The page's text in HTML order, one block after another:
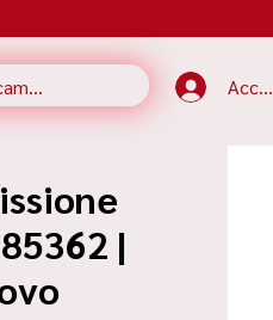
Accedi
|